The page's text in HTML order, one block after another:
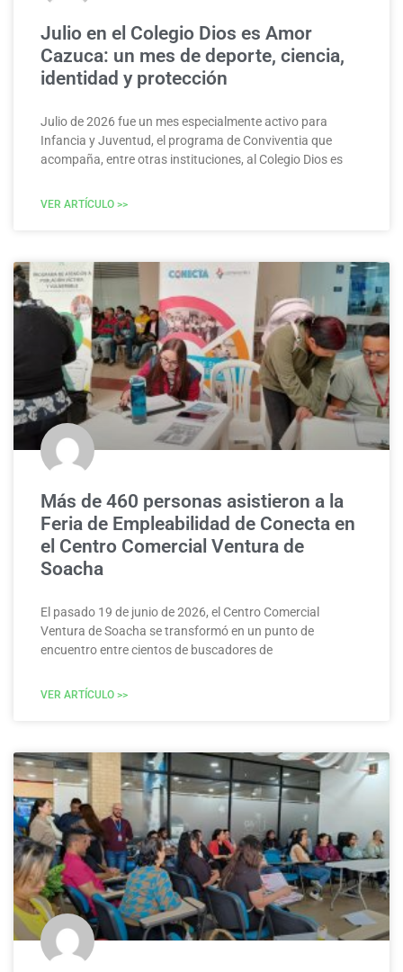
Julio en el Colegio Dios es Amor
Cazuca: un mes de deporte, ciencia,
identidad y protección
Julio de 2026 fue un mes especialmente activo para
Infancia y Juventud, el programa de Conviventia que
acompaña, entre otras instituciones, al Colegio Dios es
VER ARTÍCULO >>
Más de 460 personas asistieron a la
Feria de Empleabilidad de Conecta en
el Centro Comercial Ventura de
Soacha
El pasado 19 de junio de 2026, el Centro Comercial
Ventura de Soacha se transformó en un punto de
encuentro entre cientos de buscadores de
VER ARTÍCULO >>